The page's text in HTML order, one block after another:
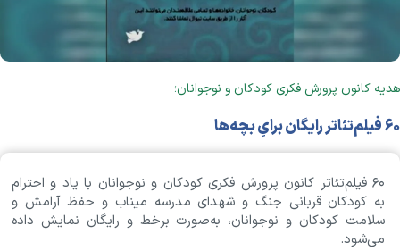
هدیه کانون پرورش فکری کودکان و نوجوانان؛
۶۰ فیلم‌تئاتر رایگان برایِ بچه‌ها
۶۰ فیلم‌تئاتر کانون پرورش فکری کودکان و نوجوانان با یاد و احترام
به کودکان قربانی جنگ و شهدای مدرسه میناب و حفظ آرامش و
سلامت کودکان و نوجوانان، به‌صورت برخط و رایگان نمایش داده
می‌شود.